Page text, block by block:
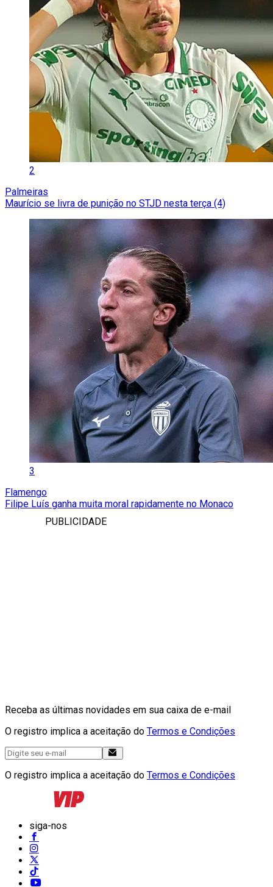
2
Palmeiras
Maurício se livra de punição no STJD nesta terça (4)
3
Flamengo
Filipe Luís ganha muita moral rapidamente no Monaco
PUBLICIDADE
Receba as últimas novidades em sua caixa de e-mail
O registro implica a aceitação do Termos e Condições
O registro implica a aceitação do Termos e Condições
siga-nos